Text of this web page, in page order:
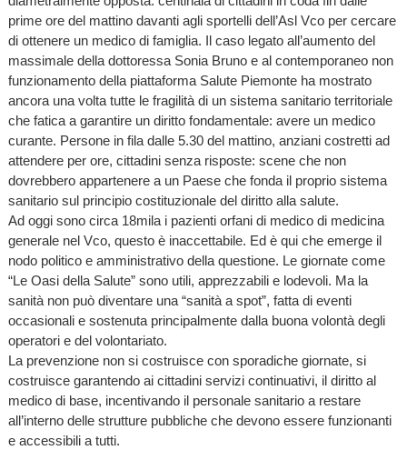
prime ore del mattino davanti agli sportelli dell’Asl Vco per cercare
di ottenere un medico di famiglia. Il caso legato all’aumento del
massimale della dottoressa Sonia Bruno e al contemporaneo non
funzionamento della piattaforma Salute Piemonte ha mostrato
ancora una volta tutte le fragilità di un sistema sanitario territoriale
che fatica a garantire un diritto fondamentale: avere un medico
curante. Persone in fila dalle 5.30 del mattino, anziani costretti ad
attendere per ore, cittadini senza risposte: scene che non
dovrebbero appartenere a un Paese che fonda il proprio sistema
sanitario sul principio costituzionale del diritto alla salute.
Ad oggi sono circa 18mila i pazienti orfani di medico di medicina
generale nel Vco, questo è inaccettabile. Ed è qui che emerge il
nodo politico e amministrativo della questione. Le giornate come
“Le Oasi della Salute” sono utili, apprezzabili e lodevoli. Ma la
sanità non può diventare una “sanità a spot”, fatta di eventi
occasionali e sostenuta principalmente dalla buona volontà degli
operatori e del volontariato.
La prevenzione non si costruisce con sporadiche giornate, si
costruisce garantendo ai cittadini servizi continuativi, il diritto al
medico di base, incentivando il personale sanitario a restare
all’interno delle strutture pubbliche che devono essere funzionanti
e accessibili a tutti.